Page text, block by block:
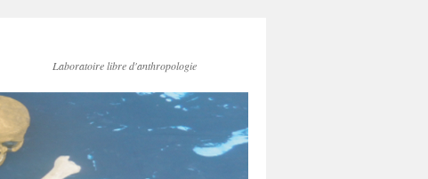
Laboratoire libre d'anthropologie